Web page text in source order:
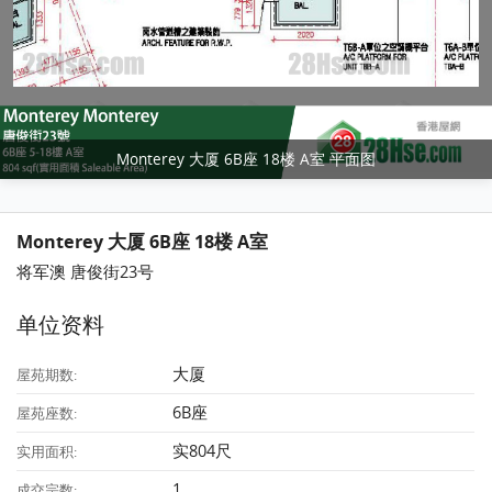
Monterey 大厦 6B座 18楼 A室 平面图
Monterey 大厦 6B座 18楼 A室
将军澳 唐俊街23号
单位资料
屋苑期数: 大厦
屋苑座数: 6B座
实用面积: 实804尺